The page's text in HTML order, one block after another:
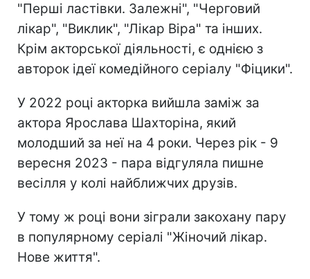
"Перші ластівки. Залежні", "Черговий
лікар", "Виклик", "Лікар Віра" та інших.
Крім акторської діяльності, є однією з
авторок ідеї комедійного серіалу "Фіцики".
У 2022 році акторка вийшла заміж за
актора Ярослава Шахторіна, який
молодший за неї на 4 роки. Через рік - 9
вересня 2023 - пара відгуляла пишне
весілля у колі найближчих друзів.
У тому ж році вони зіграли закохану пару
в популярному серіалі "Жіночий лікар.
Нове життя".